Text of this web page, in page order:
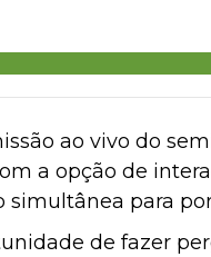
ao vivo do
a opção de
simultânea para
de fazer